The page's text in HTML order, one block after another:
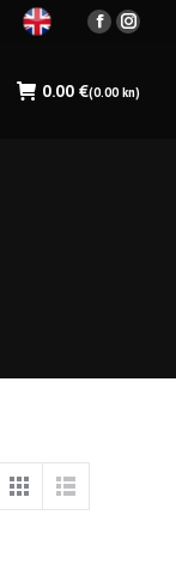
Facebook
in
in
0.00 €(0.00 kn)